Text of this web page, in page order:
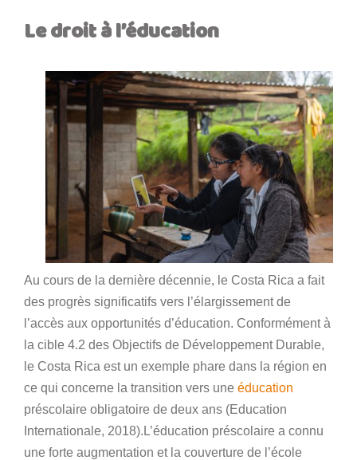
Le droit à l’éducation
Au cours de la dernière décennie, le Costa Rica a fait
des progrès significatifs vers l’élargissement de
l’accès aux opportunités d’éducation. Conformément à
la cible 4.2 des Objectifs de Développement Durable,
le Costa Rica est un exemple phare dans la région en
ce qui concerne la transition vers une éducation
préscolaire obligatoire de deux ans (Education
Internationale, 2018).L’éducation préscolaire a connu
une forte augmentation et la couverture de l’école